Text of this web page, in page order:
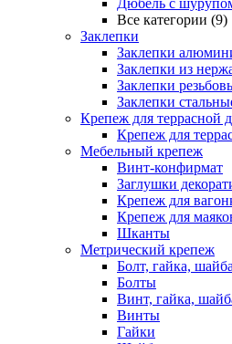
Дюбель с
Все категории (9)
Заклепки
Заклепки
Заклепки из
Заклепки
Заклепки
Крепеж для террасной
Крепеж для
Мебельный крепеж
Винт-конфирмат
Заглушки
Крепеж для
Крепеж для
Шканты
Метрический крепеж
Болт, гайка,
Болты
Винт, гайка,
Винты
Гайки